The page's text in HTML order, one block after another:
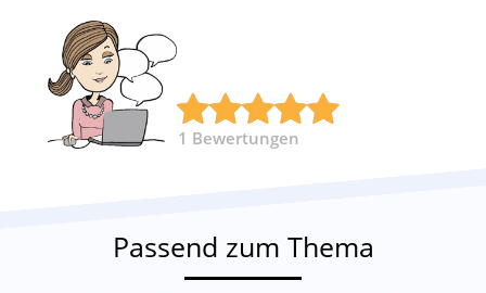
1 Bewertungen
Passend zum Thema